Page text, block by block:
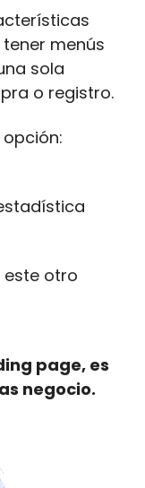
menús
sola
o registro.
este otro
page, es
negocio.